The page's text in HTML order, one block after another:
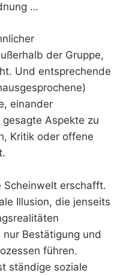
…
der Gruppe,
Und entsprechende
einander
Aspekte zu
Kritik oder offene
Scheinwelt erschafft.
Illusion, die jenseits
Bestätigung und
führen.
ständige soziale